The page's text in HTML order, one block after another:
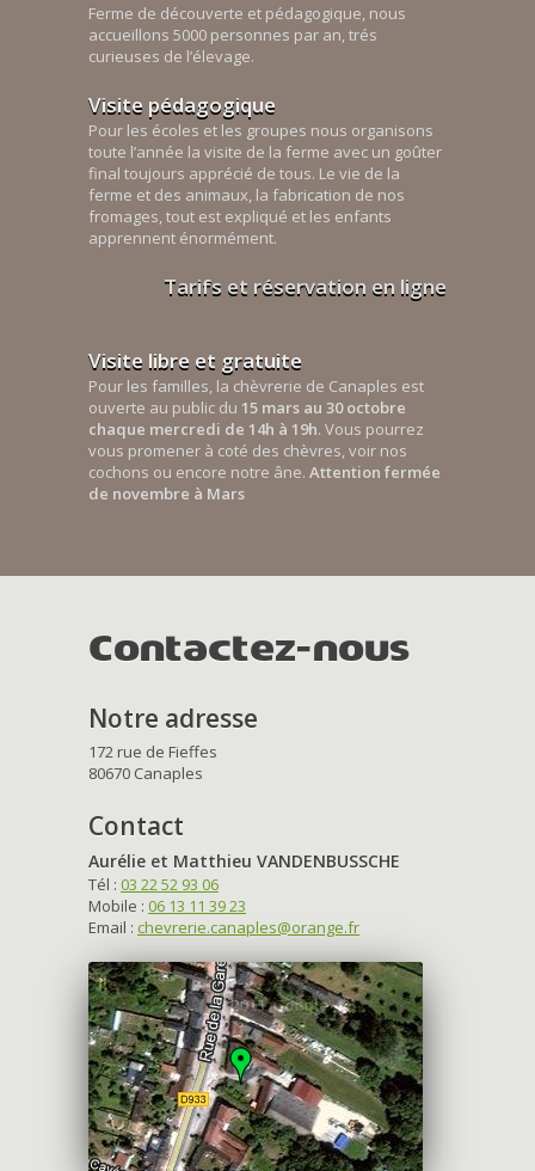
Ferme de découverte et pédagogique, nous
accueillons 5000 personnes par an, trés
curieuses de l’élevage.
Visite pédagogique
Pour les écoles et les groupes nous organisons
toute l’année la visite de la ferme avec un goûter
final toujours apprécié de tous. Le vie de la
ferme et des animaux, la fabrication de nos
fromages, tout est expliqué et les enfants
apprennent énormément.
Tarifs et réservation en ligne
Visite libre et gratuite
Pour les familles, la chèvrerie de Canaples est
ouverte au public du 15 mars au 30 octobre
chaque mercredi de 14h à 19h. Vous pourrez
vous promener à coté des chèvres, voir nos
cochons ou encore notre âne. Attention fermée
de novembre à Mars
Contactez-nous
Notre adresse
172 rue de Fieffes
80670 Canaples
Contact
Aurélie et Matthieu VANDENBUSSCHE
Tél : 03 22 52 93 06
Mobile : 06 13 11 39 23
Email : chevrerie.canaples@orange.fr